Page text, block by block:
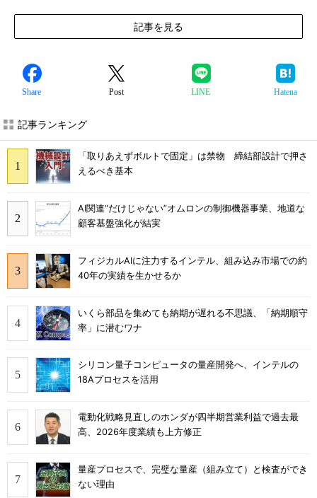
記事を見る
Share Post LINE Hatena
記事ランキング
「取りあえずボルトで固定」は禁物 締結部設計で押さ
えるべき基本
AI関連“だけじゃない”オムロンの制御機器事業、地道な
顧客基盤強化が結実
フィジカルAIに注力するインテル、組み込み市場での約
40年の実績を生かせるか
いくら部品を集めても納期が遅れる不思議、「納期順守
率」に潜むワナ
シリコン量子コンピュータの量産開発へ、インテルの
18Aプロセスを活用
電動化戦略見直しのホンダが四半期営業利益で過去最
高、2026年度業績も上方修正
量産プロセスで、完璧な量産（組み立て）と検査ができ
ない理由